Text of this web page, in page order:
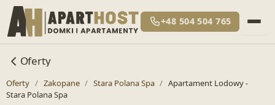
+48 504 504 765
Oferty
Oferty / Zakopane / Stara Polana Spa / Apartament Lodowy -
Stara Polana Spa